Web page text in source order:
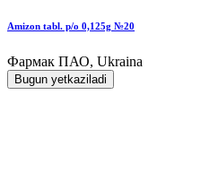
Amizon tabl. p/o 0,125g №20
Фармак ПАО, Ukraina
Bugun yetkaziladi